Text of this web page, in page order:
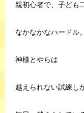
親初心者で、子ども
なかなかなハードル。
神様とやらは
越えられない試練し